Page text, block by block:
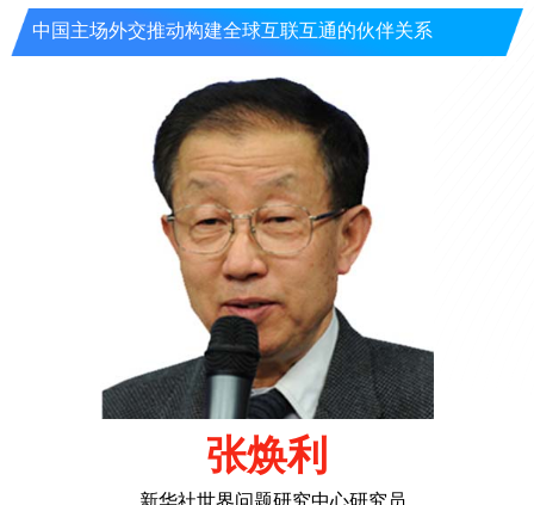
中国主场外交推动构建全球互联互通的伙伴关系
张焕利